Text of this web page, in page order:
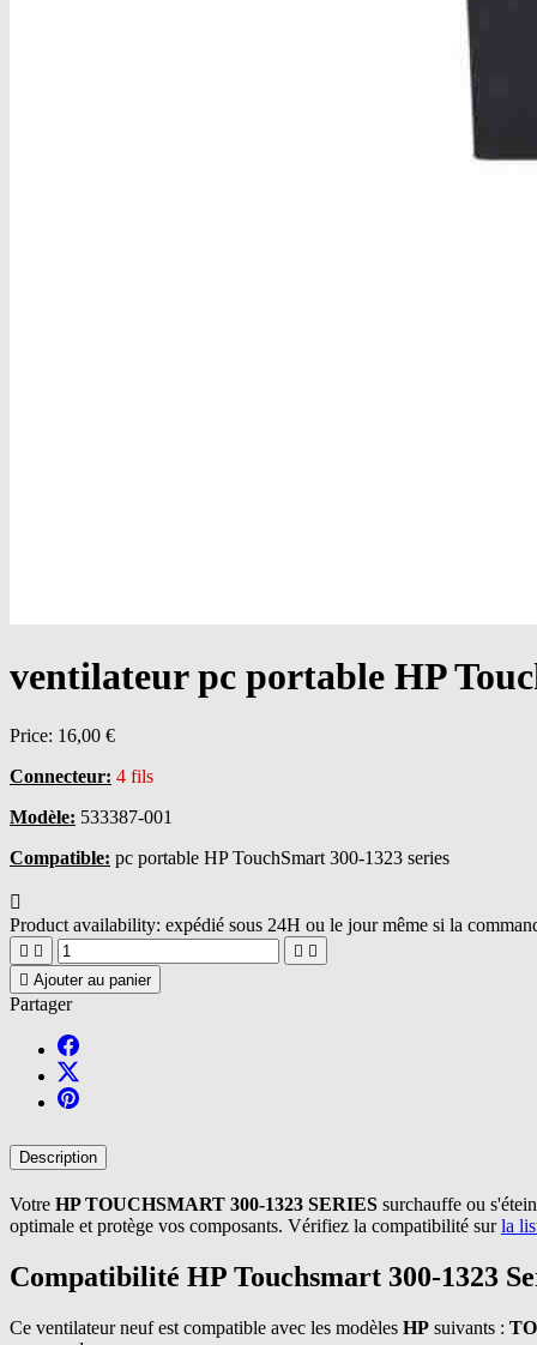
ventilateur pc portable HP
Price: 16,00 €
Connecteur: 4 fils
Modèle: 533387-001
Compatible: pc portable HP TouchSmart 300-1323 series

Product availability: expédié sous 24H ou le jour même si la
   
 Ajouter au panier
Partager
Description
Votre HP TOUCHSMART 300-1323 SERIES surchauffe ou
optimale et protège vos composants. Vérifiez la compatibilité surla
Compatibilité HP Touchsmart 300-1323
Ce ventilateur neuf est compatible avec les modèles HP suivants :